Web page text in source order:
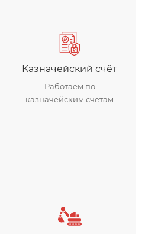
Казначейский счёт
Работаем по
казначейским счетам